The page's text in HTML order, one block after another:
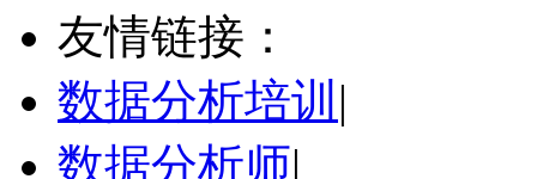
硕导
学校：中南民族大学
立即咨询
友情链接：
数据分析培训 |
数据分析师|